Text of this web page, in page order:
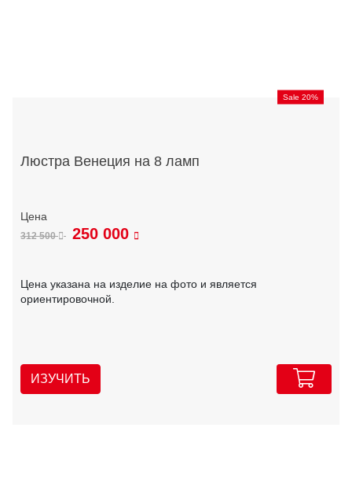
Sale 20%
Люстра Венеция на 8 ламп
312 500 250 000
Цена указана на изделие на фото и является
ориентировочной.
ИЗУЧИТЬ